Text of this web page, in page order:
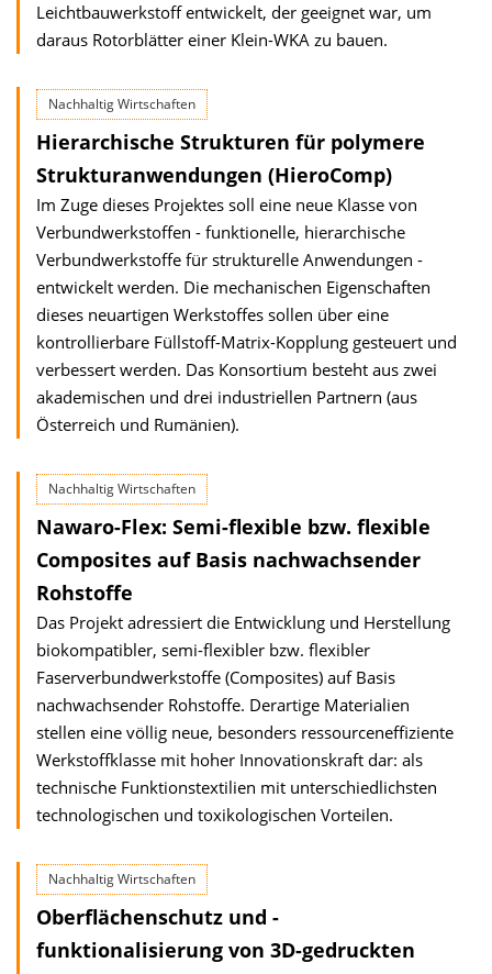
Leichtbauwerkstoff entwickelt, der geeignet war, um
daraus Rotorblätter einer Klein-WKA zu bauen.
Nachhaltig Wirtschaften
Hierarchische Strukturen für polymere
Strukturanwendungen (HieroComp)
Im Zuge dieses Projektes soll eine neue Klasse von
Verbundwerkstoffen - funktionelle, hierarchische
Verbundwerkstoffe für strukturelle Anwendungen -
entwickelt werden. Die mechanischen Eigenschaften
dieses neuartigen Werkstoffes sollen über eine
kontrollierbare Füllstoff-Matrix-Kopplung gesteuert und
verbessert werden. Das Konsortium besteht aus zwei
akademischen und drei industriellen Partnern (aus
Österreich und Rumänien).
Nachhaltig Wirtschaften
Nawaro-Flex: Semi-flexible bzw. flexible
Composites auf Basis nachwachsender
Rohstoffe
Das Projekt adressiert die Entwicklung und Herstellung
biokompatibler, semi-flexibler bzw. flexibler
Faserverbundwerkstoffe (Composites) auf Basis
nachwachsender Rohstoffe. Derartige Materialien
stellen eine völlig neue, besonders ressourceneffiziente
Werkstoffklasse mit hoher Innovationskraft dar: als
technische Funktionstextilien mit unterschiedlichsten
technologischen und toxikologischen Vorteilen.
Nachhaltig Wirtschaften
Oberflächenschutz und -
funktionalisierung von 3D-gedruckten